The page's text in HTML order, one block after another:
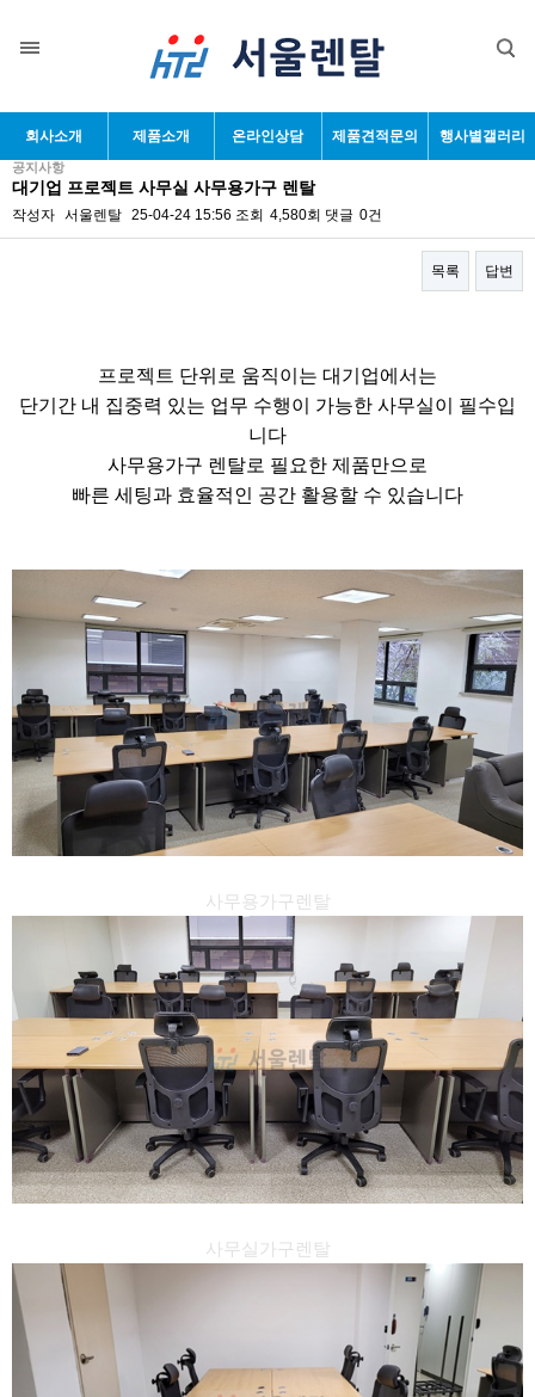
회사소개 제품소개 온라인상담 제품견적문의 행사별갤러리
공지사항
대기업 프로젝트 사무실 사무용가구 렌탈
작성자 서울렌탈 25-04-24 15:56 조회 4,580회 댓글 0건
목록 답변
프로젝트 단위로 움직이는 대기업에서는
단기간 내 집중력 있는 업무 수행이 가능한 사무실이 필수입
니다
사무용가구 렌탈로 필요한 제품만으로
빠른 세팅과 효율적인 공간 활용할 수 있습니다
사무용가구렌탈
사무실가구렌탈